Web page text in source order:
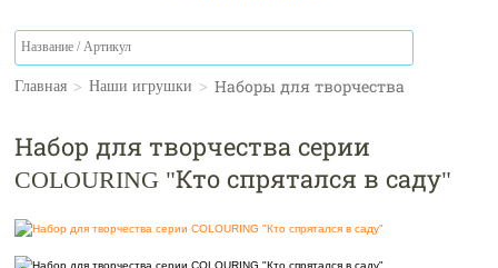
Главная > Наши игрушки > Наборы для творчества
Набор для творчества серии
COLOURING "Кто спрятался в саду"